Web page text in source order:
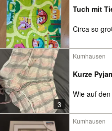
Tuch mit
Circa so
3
Kumhausen
Kurze
Wie auf
Kumhausen